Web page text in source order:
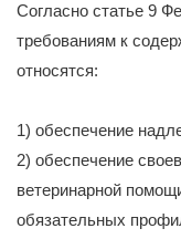
Согласно статье 9
требованиям к
относятся:
1) обеспечение
2) обеспечение
ветеринарной
обязательных